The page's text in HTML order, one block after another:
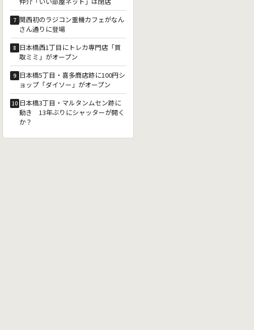
7 関西初のラジコン重機カフェがなん
さん通りに登場
8 日本橋西1丁目にトレカ専門店「買
取ミミ」がオープン
9 日本橋5丁目・喜多商店跡に100円シ
ョップ「ダイソー」がオープン
10 日本橋3丁目・マルタンムセン跡に
動き 13年ぶりにシャッターが開く
か？